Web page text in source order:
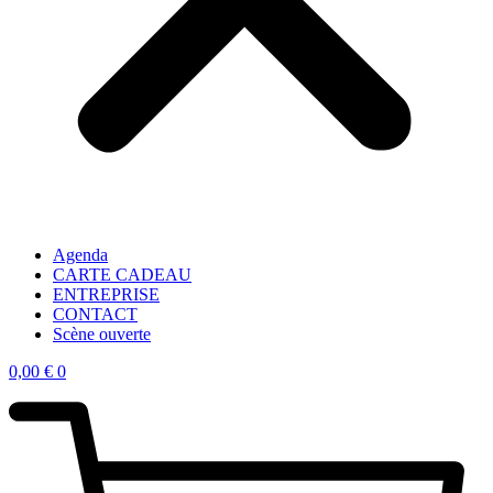
Agenda
CARTE CADEAU
ENTREPRISE
CONTACT
Scène ouverte
0,00 € 0